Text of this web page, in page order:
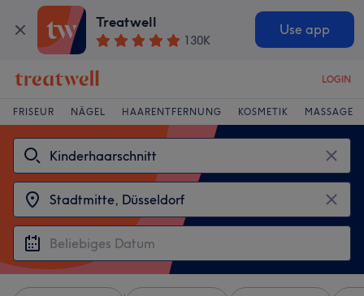
Treatwell
130K
Use app
LOGIN
FRISEUR NÄGEL HAARENTFERNUNG KOSMETIK MASSAGE